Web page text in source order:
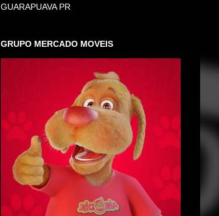
GUARAPUAVA PR
GRUPO MERCADO MOVEIS